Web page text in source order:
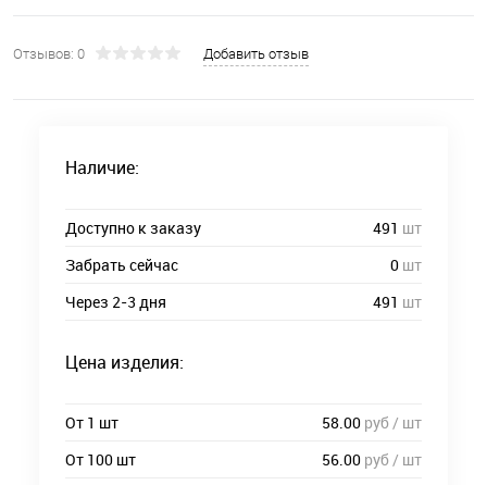
Отзывов: 0 Добавить отзыв
Наличие:
Доступно к заказу 491 шт
Забрать сейчас
0 шт
Через 2-3 дня
491 шт
Цена изделия:
От 1 шт 58.00 руб / шт
От 100 шт
56.00 руб / шт